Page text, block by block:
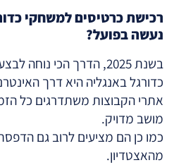
רכישת כרטיסים למשחקי
נעשה בפועל?
בשנת 2025, הדרך הכי
כדורגל באנגליה היא דרך
אתרי הקבוצות משתדרגים כל
מושב מדויק.
כמו כן הם מציעים לרוב גם
מהאצטדיון.